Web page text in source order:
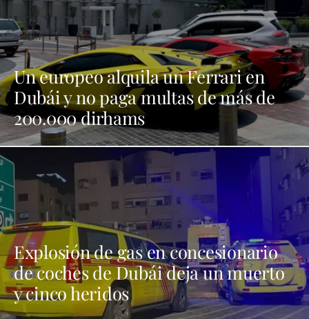
Un europeo alquila un Ferrari en
Dubái y no paga multas de más de
200.000 dirhams
Explosión de gas en concesionario
de coches de Dubái deja un muerto
y cinco heridos